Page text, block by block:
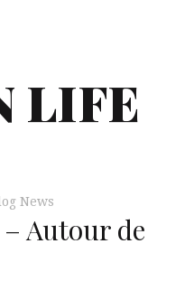
LIFE
News
Autour de